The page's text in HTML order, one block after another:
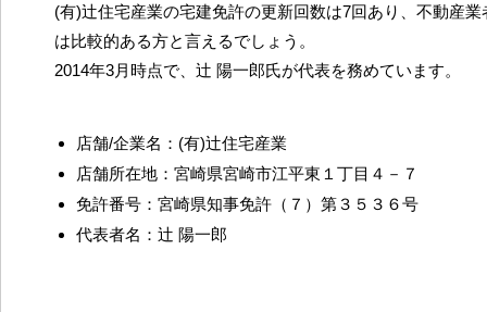
(有)辻住宅産業の宅建免許の更新回数は7回あり、不動産
は比較的ある方と言えるでしょう。
2014年3月時点で、辻 陽一郎氏が代表を務めています。
店舗/企業名：(有)辻住宅産業
店舗所在地：宮崎県宮崎市江平東１丁目４－７
免許番号：宮崎県知事免許（７）第３５３６号
代表者名：辻 陽一郎